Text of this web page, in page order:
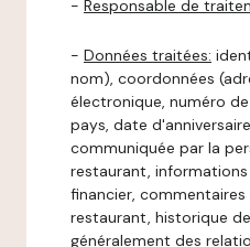
- Responsable de
- Données traitées:
nom), coordonnées
électronique, numéro
pays, date
communiquée par la
restaurant,
financier, commentaires
restaurant, historique
généralement des